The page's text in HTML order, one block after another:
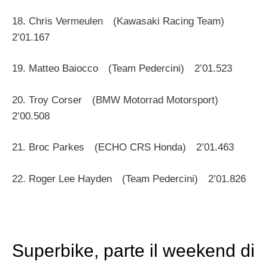
18. Chris Vermeulen (Kawasaki Racing Team)
2’01.167
19. Matteo Baiocco (Team Pedercini) 2’01.523
20. Troy Corser (BMW Motorrad Motorsport)
2’00.508
21. Broc Parkes (ECHO CRS Honda) 2’01.463
22. Roger Lee Hayden (Team Pedercini) 2’01.826
Superbike, parte il weekend di